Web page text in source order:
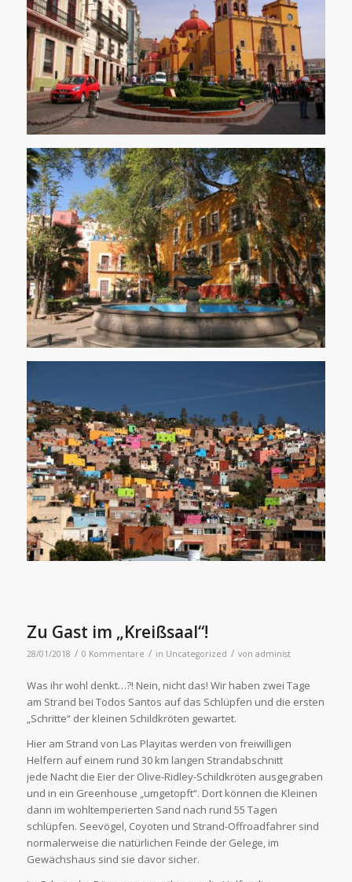
Zu Gast im „Kreißsaal“!
28/01/2018 / 0 Kommentare / in Uncategorized / von administ
Was ihr wohl denkt…?! Nein, nicht das! Wir haben zwei Tage
am Strand bei Todos Santos auf das Schlüpfen und die ersten
„Schritte“ der kleinen Schildkröten gewartet.
Hier am Strand von Las Playitas werden von freiwilligen
Helfern auf einem rund 30 km langen Strandabschnitt
jede Nacht die Eier der Olive-Ridley-Schildkröten ausgegraben
und in ein Greenhouse „umgetopft“. Dort können die Kleinen
dann im wohltemperierten Sand nach rund 55 Tagen
schlüpfen. Seevögel, Coyoten und Strand-Offroadfahrer sind
normalerweise die natürlichen Feinde der Gelege, im
Gewächshaus sind sie davor sicher.